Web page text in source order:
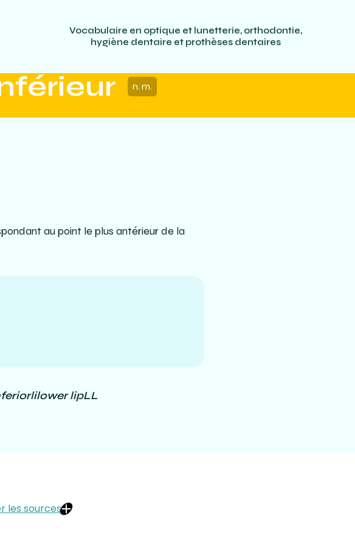
Vocabulaire en optique et lunetterie, orthodontie,
hygiène dentaire et prothèses dentaires
n. m.
au point le plus antérieur de la
lilower lipLL
les sources